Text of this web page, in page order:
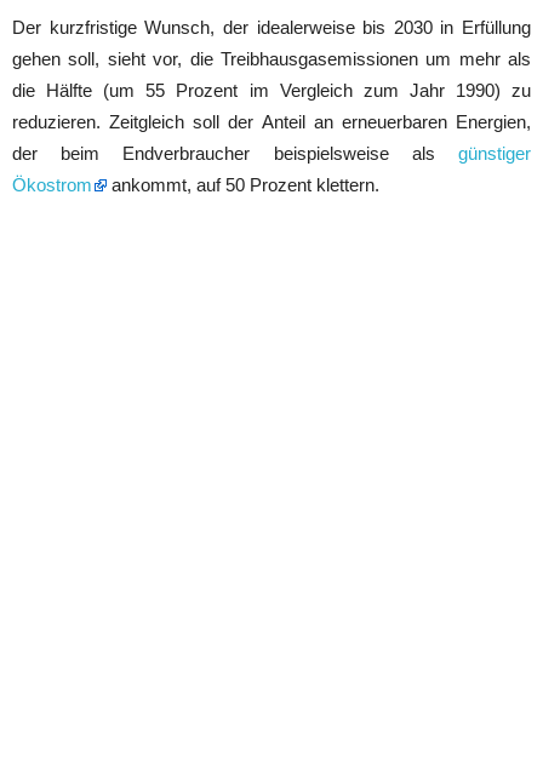
Der kurzfristige Wunsch, der idealerweise bis 2030 in Erfüllung
gehen soll, sieht vor, die Treibhausgasemissionen um mehr als
die Hälfte (um 55 Prozent im Vergleich zum Jahr 1990) zu
reduzieren. Zeitgleich soll der Anteil an erneuerbaren Energien,
der beim Endverbraucher beispielsweise als günstiger
Ökostrom
ankommt, auf 50 Prozent klettern.